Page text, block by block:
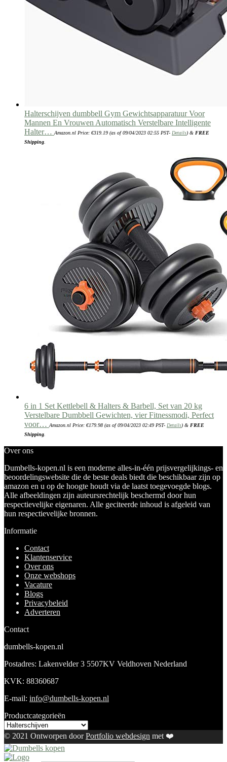
Halterschijven dumbbell Gym Gewichtsapparatuur Voor
Mannen En Vrouwen Automatisch Verstelbare Intelligente
Halter… Amazon.nl Price: €319.19 (as of 09/04/2023 02:55 PST- Details) & FREE
Shipping
6 in 1 Set Kettlebell & Halters & Barbell, Set van 20 kg
Verstelbare Dumbbell Gewichten, vier Fitnessmodi, Perfect
voor… Amazon.nl Price: €179.98 (as of 09/04/2023 02:49 PST- Details) & FREE
Shipping
Over ons
Dumbells-kopen.nl is een moderne alles-in-één prijsvergelijkings- en
beoordelingswebsite die de beste deals biedt die beschikbaar zijn op
amazon en u op de hoogte houdt via de laatst toegevoegde blogs.
Alle afbeeldingen zijn auteursrechtelijk beschermd door hun
respectievelijke eigenaren. Alle geciteerde inhoud is afgeleid van
hun respectievelijke bronnen.
Informatie
Contact
Klantenservice
Over ons
Onze webshops
Vacature
Blogs
Privacybeleid
Adverteren
Contact
dumbells-kopen.nl
Postadres: Lakenvelder 3 5507KV Veldhoven Nederland
KVK: 88360687
E-mail: info@dumbells-kopen.nl
Productcategorieën
© 2021 Ontworpen doorPortfolio webdesign met ❤️